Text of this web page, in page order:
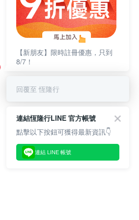
【新朋友】限時註冊優惠，只到
8/7！
回覆至 恆隆行
連結恆隆行LINE 官方帳號
點擊以下按鈕可獲得最新資訊👇
連結 LINE 帳號